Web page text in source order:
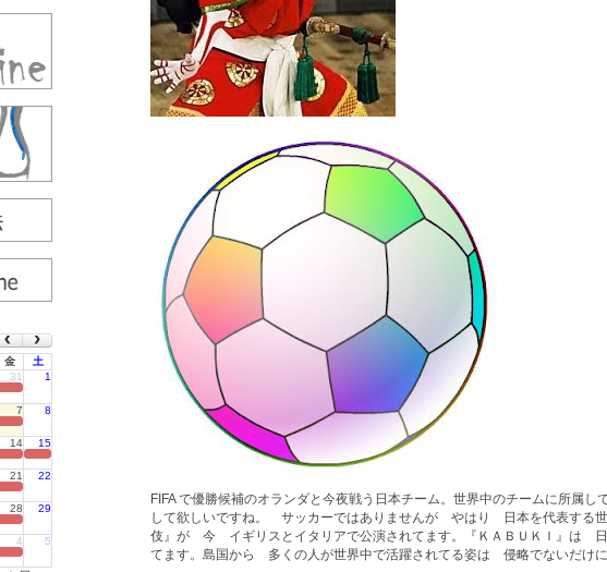
金
土
31 1
7 8
14 15
21 22
28 29
4 5
FIFA で優勝候補のオランダと今夜戦う日本チーム。世界中のチームに所属
して欲しいですね。 サッカーではありませんが やはり 日本を代表する世
伎』が 今 イギリスとイタリアで公演されてます。『ＫＡＢＵＫＩ』は 日
てます。島国から 多くの人が世界中で活躍されてる姿は 侵略でないだけ